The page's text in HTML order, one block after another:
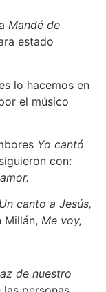
Mandé de
estado
lo hacemos en
el músico
Yo cantó
con:
Un canto a Jesús,
Millán, Me voy,
de nuestro